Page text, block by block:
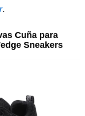
.
Cuña para
Sneakers